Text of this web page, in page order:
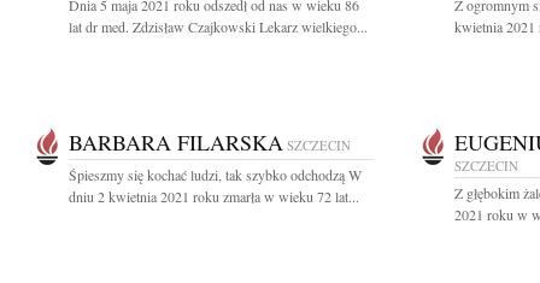
Dnia 5 maja 2021 roku odszedł od nas w wieku 86
lat dr med. Zdzisław Czajkowski Lekarz wielkiego...
Z ogromnym
kwietnia 2021
BARBARA FILARSKA SZCZECIN
Śpieszmy się kochać ludzi, tak szybko odchodzą W
dniu 2 kwietnia 2021 roku zmarła w wieku 72 lat...
SZCZECIN
Z głębokim
2021 roku w